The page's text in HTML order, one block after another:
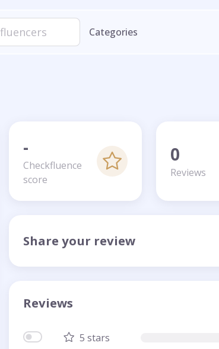
Categories
-
Checkfluence
score
0
Reviews
Share your review
Reviews
5 stars